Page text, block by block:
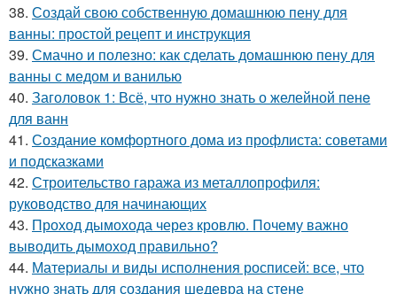
38. Создай свою собственную домашнюю пену для
ванны: простой рецепт и инструкция
39. Смачно и полезно: как сделать домашнюю пену для
ванны с медом и ванилью
40. Заголовок 1: Всё, что нужно знать о желейной пенe
для ванн
41. Создание комфортного дома из профлиста: советами
и подсказками
42. Строительство гаража из металлопрофиля:
руководство для начинающих
43. Проход дымохода через кровлю. Почему важно
выводить дымоход правильно?
44. Материалы и виды исполнения росписей: все, что
нужно знать для создания шедевра на стене